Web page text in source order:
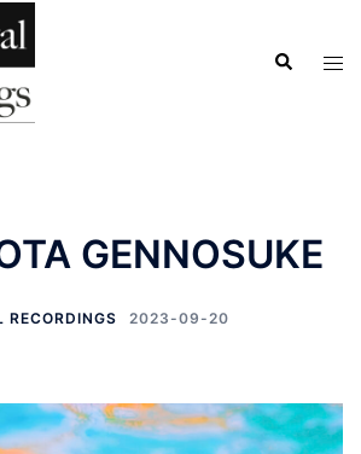
GENNOSUKE
RECORDINGS
2023-09-20